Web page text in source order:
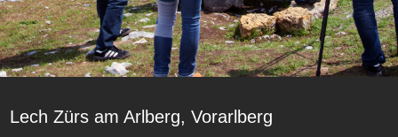
Lech Zürs am Arlberg, Vorarlberg